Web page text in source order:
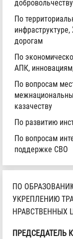
добровольчеству
По
дорогам
По
АПК,
По вопросам
казачеству
По развитию
По вопросам
поддержке СВО
ПО
УКРЕПЛЕНИЮ
НРАВСТВЕННЫХ
ПРЕДСЕДАТЕЛЬ